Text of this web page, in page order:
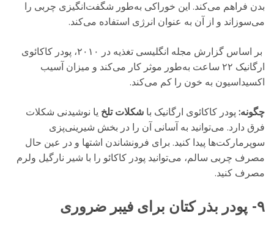
بدن فراهم می‌کند. این خوراکی به‌طور شگفت‌انگیزی چربی را
می‌سوزاند و از آن به عنوان انرژی استفاده می‌کند.
بر اساس گزارش مجله‌ انگلیسی تغذیه در ۲۰۱۰، پودر کاکائوی
ارگانیک ۲۲ ساعت به‌طور موثر کار می‌کند و میزان آسیب
اکسیداسیون به خون را کم می‌کند.
چگونه: پودر کاکائوی ارگانیک با شکلات تلخ یا نوشیدنی شکلات
فرق دارد. می‌توانید به آسانی آن را در بخش شیرینی‌پزی
سوپرمارکت‌ها پیدا کنید. برای فرونشاندن اشتها و در عین حال
مصرف چربی سالم، می‌توانید پودر کاکائو را با شیر نارگیل ولرم
مصرف کنید.
۹- پودر بذر کتان برای فیبر ضروری